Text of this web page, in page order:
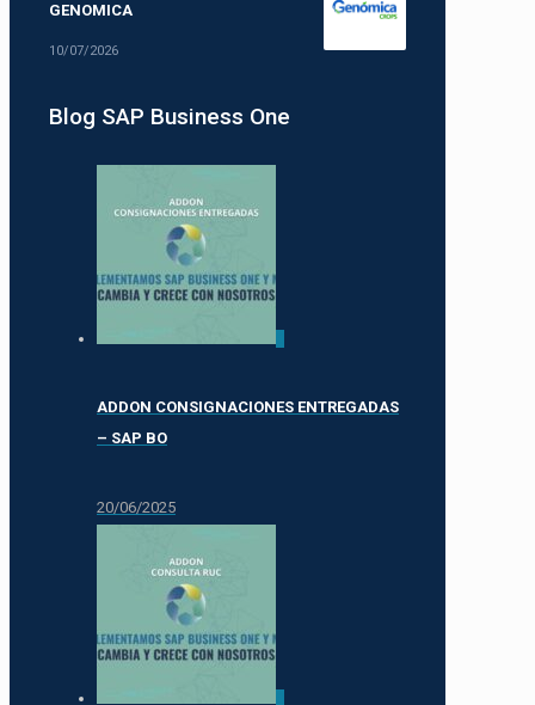
GENOMICA
10/07/2026
Blog SAP Business One
ADDON CONSIGNACIONES ENTREGADAS
– SAP BO
20/06/2025